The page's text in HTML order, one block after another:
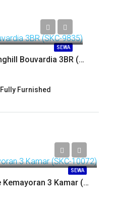
SEWA
Disewakan Royale Springhill Bouvardia 3BR (SKC-9835)
Fully Furnished
SEWA
Sewa Springhill Terrace Kemayoran 3 Kamar (SKC-10072)